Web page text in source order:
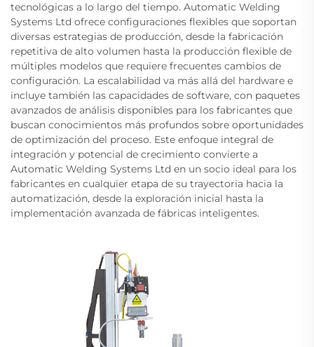
tecnológicas a lo largo del tiempo. Automatic Welding
Systems Ltd ofrece configuraciones flexibles que soportan
diversas estrategias de producción, desde la fabricación
repetitiva de alto volumen hasta la producción flexible de
múltiples modelos que requiere frecuentes cambios de
configuración. La escalabilidad va más allá del hardware e
incluye también las capacidades de software, con paquetes
avanzados de análisis disponibles para los fabricantes que
buscan conocimientos más profundos sobre oportunidades
de optimización del proceso. Este enfoque integral de
integración y potencial de crecimiento convierte a
Automatic Welding Systems Ltd en un socio ideal para los
fabricantes en cualquier etapa de su trayectoria hacia la
automatización, desde la exploración inicial hasta la
implementación avanzada de fábricas inteligentes.